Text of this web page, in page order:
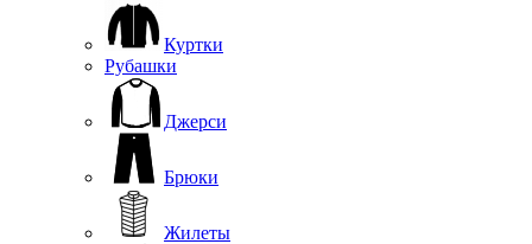
Куртки
Рубашки
Джерси
Брюки
Жилеты